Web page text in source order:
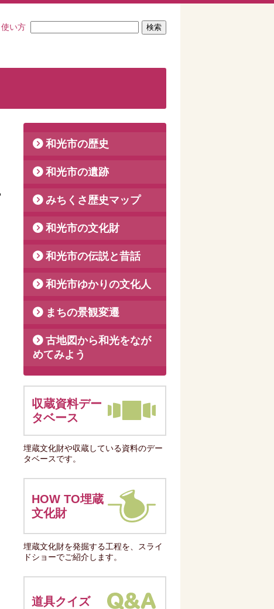
使い方
和光市の歴史
和光市の遺跡
みちくさ歴史マップ
和光市の文化財
和光市の伝説と昔話
和光市ゆかりの文化人
まちの景観変遷
古地図から和光をなが
めてみよう
収蔵資料デー
タベース
埋蔵文化財や収蔵している資料のデー
タベースです。
HOW TO埋蔵
文化財
埋蔵文化財を発掘する工程を、スライ
ドショーでご紹介します。
道具クイズ